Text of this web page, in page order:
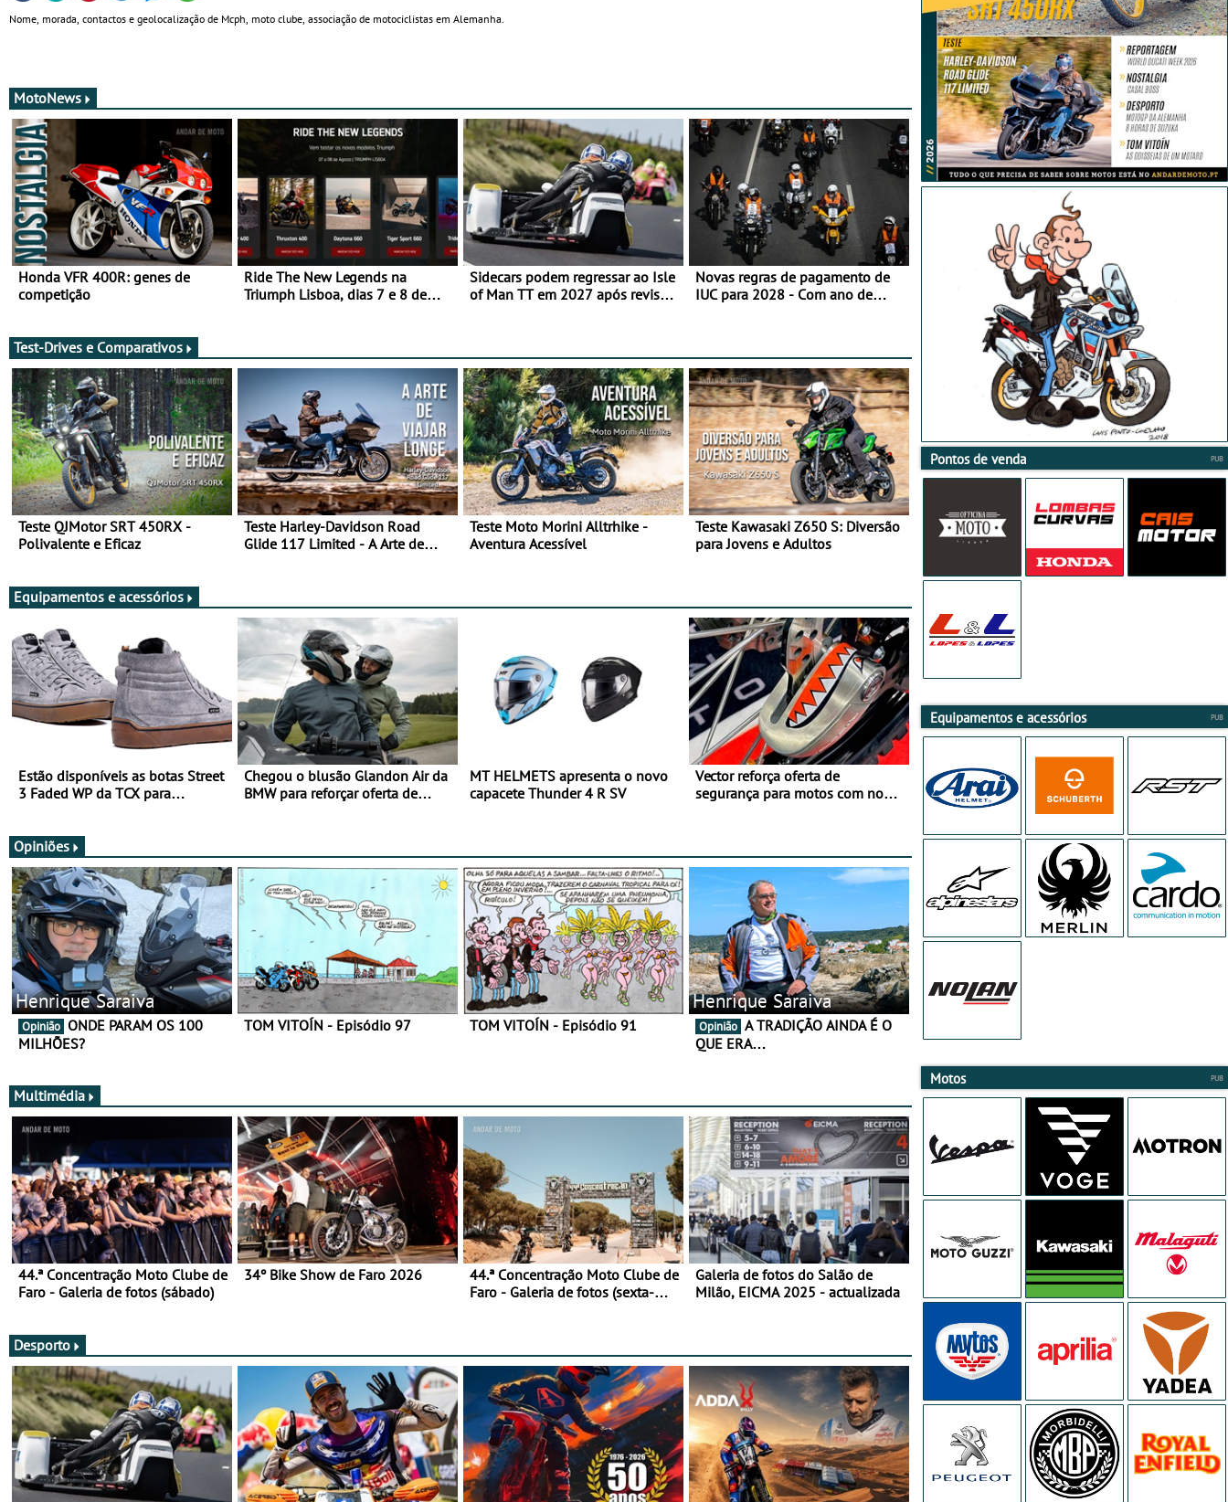
Nome, morada, contactos e geolocalização de Mcph, moto clube, associação de motociclistas em Alemanha.
MotoNews
Honda VFR 400R: genes de
competição
Ride The New Legends na
Triumph Lisboa, dias 7 e 8 de
Sidecars podem regressar ao Isle
of Man TT em 2027 após revisão
Novas regras de pagamento de
IUC para 2028 - Com ano de
Test-Drives e Comparativos
Teste QJMotor SRT 450RX -
Polivalente e Eficaz
Teste Harley-Davidson Road
Glide 117 Limited - A Arte de
Teste Moto Morini Alltrhike -
Aventura Acessível
Teste Kawasaki Z650 S: Diversão
para Jovens e Adultos
Equipamentos e acessórios
Estão disponíveis as botas Street
3 Faded WP da TCX para
Chegou o blusão Glandon Air da
BMW para reforçar oferta de
MT HELMETS apresenta o novo
capacete Thunder 4 R SV
Vector reforça oferta de
segurança para motos com nova
Opiniões
Henrique Saraiva
Opinião
MILHÕES?
TOM VITOÍN - Episódio 97 TOM VITOÍN - Episódio 91
Henrique Saraiva
Opinião
QUE ERA…
Multimédia
44.ª Concentração Moto Clube de
Faro - Galeria de fotos (sábado)
34º Bike Show de Faro 2026
44.ª Concentração Moto Clube de
Faro - Galeria de fotos (sexta-
Galeria de fotos do Salão de
Milão, EICMA 2025 - actualizada
Desporto
Pontos de venda
Equipamentos e acessórios
Motos